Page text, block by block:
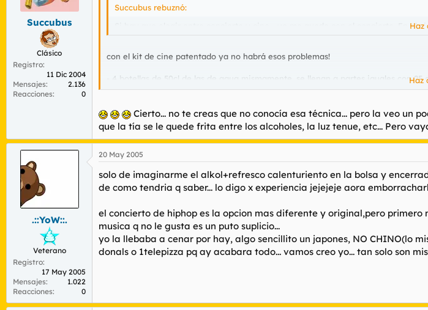
Succubus
Clásico
Registro
11 Dic 2004
Mensajes
2.136
Reacciones
0
Succubus rebuznó:
Si hay que elegir entre concierto y cine... yo me quedo con el concierto. En elHaz
con el kit de cine patentado ya no habrá esos problemas!
- 4 botellas de 50cl de las de agua mismamente, se llenan a partes iguales con 25
- golosinas varias, chicles, bocadillos, tuper wares..
y se mete todo en un bolso-cartera. eso sí, hasta que la película no haya
dirigen a la salido, dan un haz de luz general con la linterna a las butacas para
Haz
Cierto... no te creas que no conocía esa técnica... pero la veo
que la tía se le quede frita entre los alcoholes, la luz tenue, etc... Pero
.::YoW::.
Veterano
Registro
17 May 2005
Mensajes
1.022
Reacciones
0
20 May 2005
solo de imaginarme el alkol+refresco calenturiento en la bolsa y
de como tendria q saber... lo digo x experiencia jejejeje aora
el concierto de hiphop es la opcion mas diferente y original,pero
musica q no le gusta es un puto suplicio...
yo la llebaba a cenar por hay, algo sencillito un japones, NO CHINO(lo
donals o 1telepizza pq ay acabara todo... vamos creo yo... tan solo son